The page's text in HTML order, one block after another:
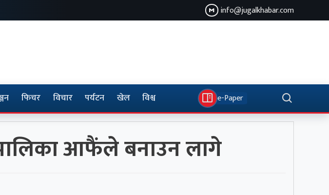
info@jugalkhabar.com
फिचर विचार पर्यटन खेल विश्व e-Paper
आफैंले बनाउन लागे